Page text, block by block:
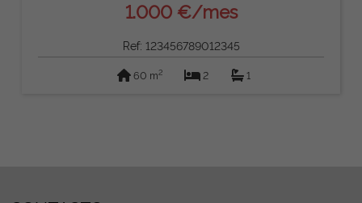
1.000 €/mes
Ref: 123456789012345
60 m2 2 1